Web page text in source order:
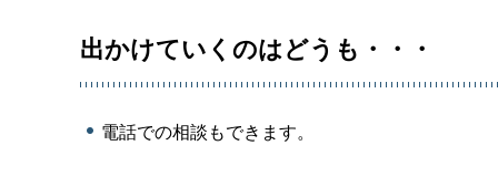
出かけていくのはどうも・・・
電話での相談もできます。